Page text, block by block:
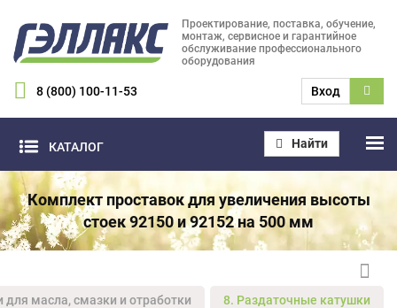
Проектирование, поставка, обучение,
монтаж, сервисное и гарантийное
обслуживание профессионального
оборудования
8 (800) 100-11-53 Вход
КАТАЛОГ Найти
Комплект проставок для увеличения высоты
стоек 92150 и 92152 на 500 мм
масла, смазки и отработки 8. Раздаточные катушки